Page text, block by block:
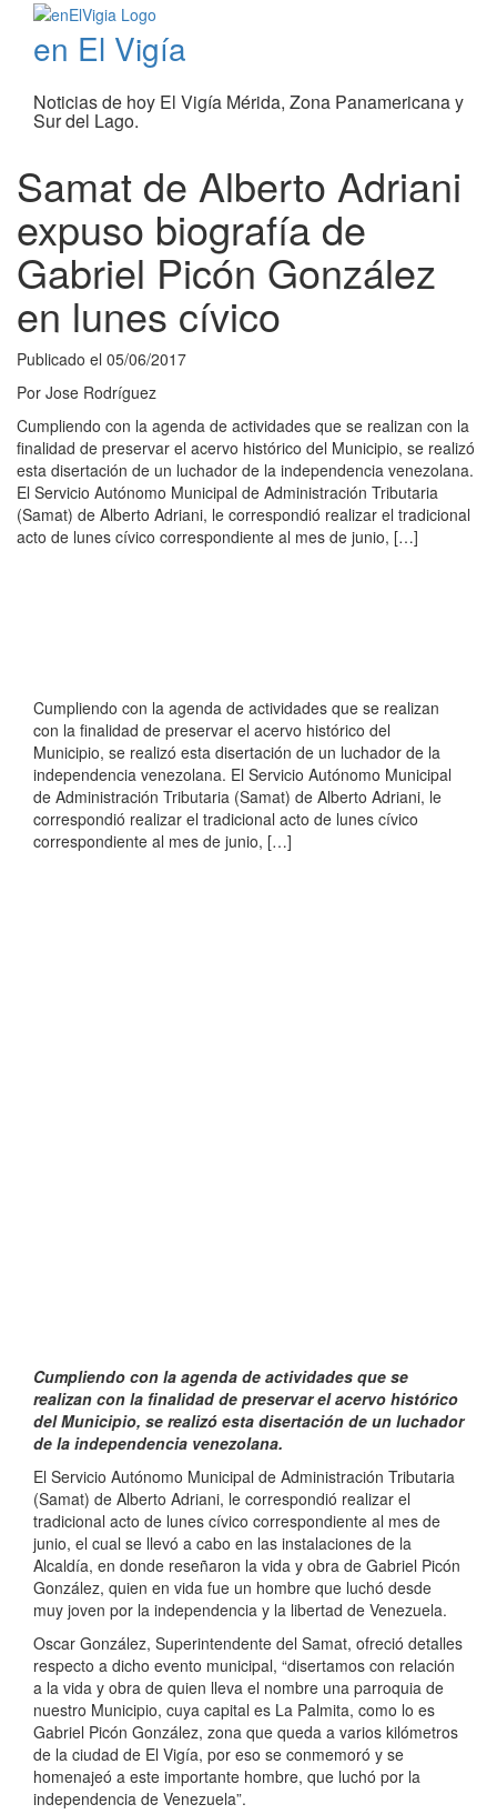
en El Vigía
Noticias de hoy El Vigía Mérida, Zona Panamericana y
Sur del Lago.
Samat de Alberto Adriani
expuso biografía de
Gabriel Picón González
en lunes cívico
Publicado el 05/06/2017
Por Jose Rodríguez
Cumpliendo con la agenda de actividades que se realizan con la
finalidad de preservar el acervo histórico del Municipio, se realizó
esta disertación de un luchador de la independencia venezolana.
El Servicio Autónomo Municipal de Administración Tributaria
(Samat) de Alberto Adriani, le correspondió realizar el tradicional
acto de lunes cívico correspondiente al mes de junio, […]
Cumpliendo con la agenda de actividades que se realizan
con la finalidad de preservar el acervo histórico del
Municipio, se realizó esta disertación de un luchador de la
independencia venezolana. El Servicio Autónomo Municipal
de Administración Tributaria (Samat) de Alberto Adriani, le
correspondió realizar el tradicional acto de lunes cívico
correspondiente al mes de junio, […]
Cumpliendo con la agenda de actividades que se
realizan con la finalidad de preservar el acervo histórico
del Municipio, se realizó esta disertación de un luchador
de la independencia venezolana.
El Servicio Autónomo Municipal de Administración Tributaria
(Samat) de Alberto Adriani, le correspondió realizar el
tradicional acto de lunes cívico correspondiente al mes de
junio, el cual se llevó a cabo en las instalaciones de la
Alcaldía, en donde reseñaron la vida y obra de Gabriel Picón
González, quien en vida fue un hombre que luchó desde
muy joven por la independencia y la libertad de Venezuela.
Oscar González, Superintendente del Samat, ofreció detalles
respecto a dicho evento municipal, “disertamos con relación
a la vida y obra de quien lleva el nombre una parroquia de
nuestro Municipio, cuya capital es La Palmita, como lo es
Gabriel Picón González, zona que queda a varios kilómetros
de la ciudad de El Vigía, por eso se conmemoró y se
homenajeó a este importante hombre, que luchó por la
independencia de Venezuela”.